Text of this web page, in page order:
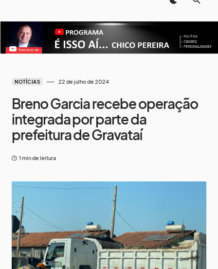
NOTÍCIAS 22 de julho de 2024
Breno Garcia recebe operação
integrada por parte da
prefeitura de Gravataí
1 min de leitura